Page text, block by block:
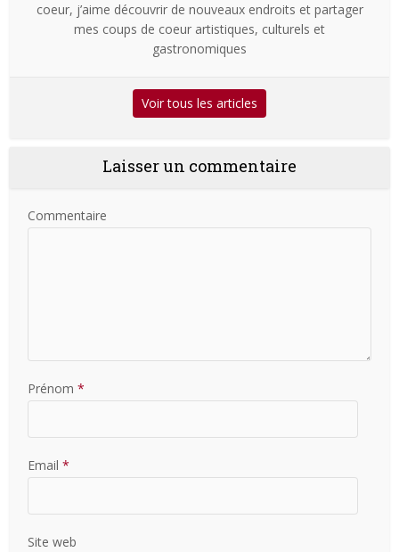
coeur, j’aime découvrir de nouveaux endroits et partager
mes coups de coeur artistiques, culturels et
gastronomiques
Voir tous les articles
Laisser un commentaire
Commentaire
Prénom *
Email *
Site web